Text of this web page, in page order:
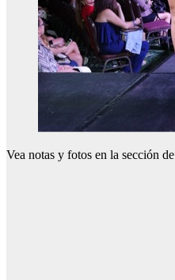
Vea notas y fotos en la sección de